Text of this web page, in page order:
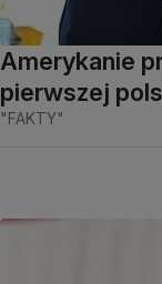
Amerykanie
pierwszej
"FAKTY"